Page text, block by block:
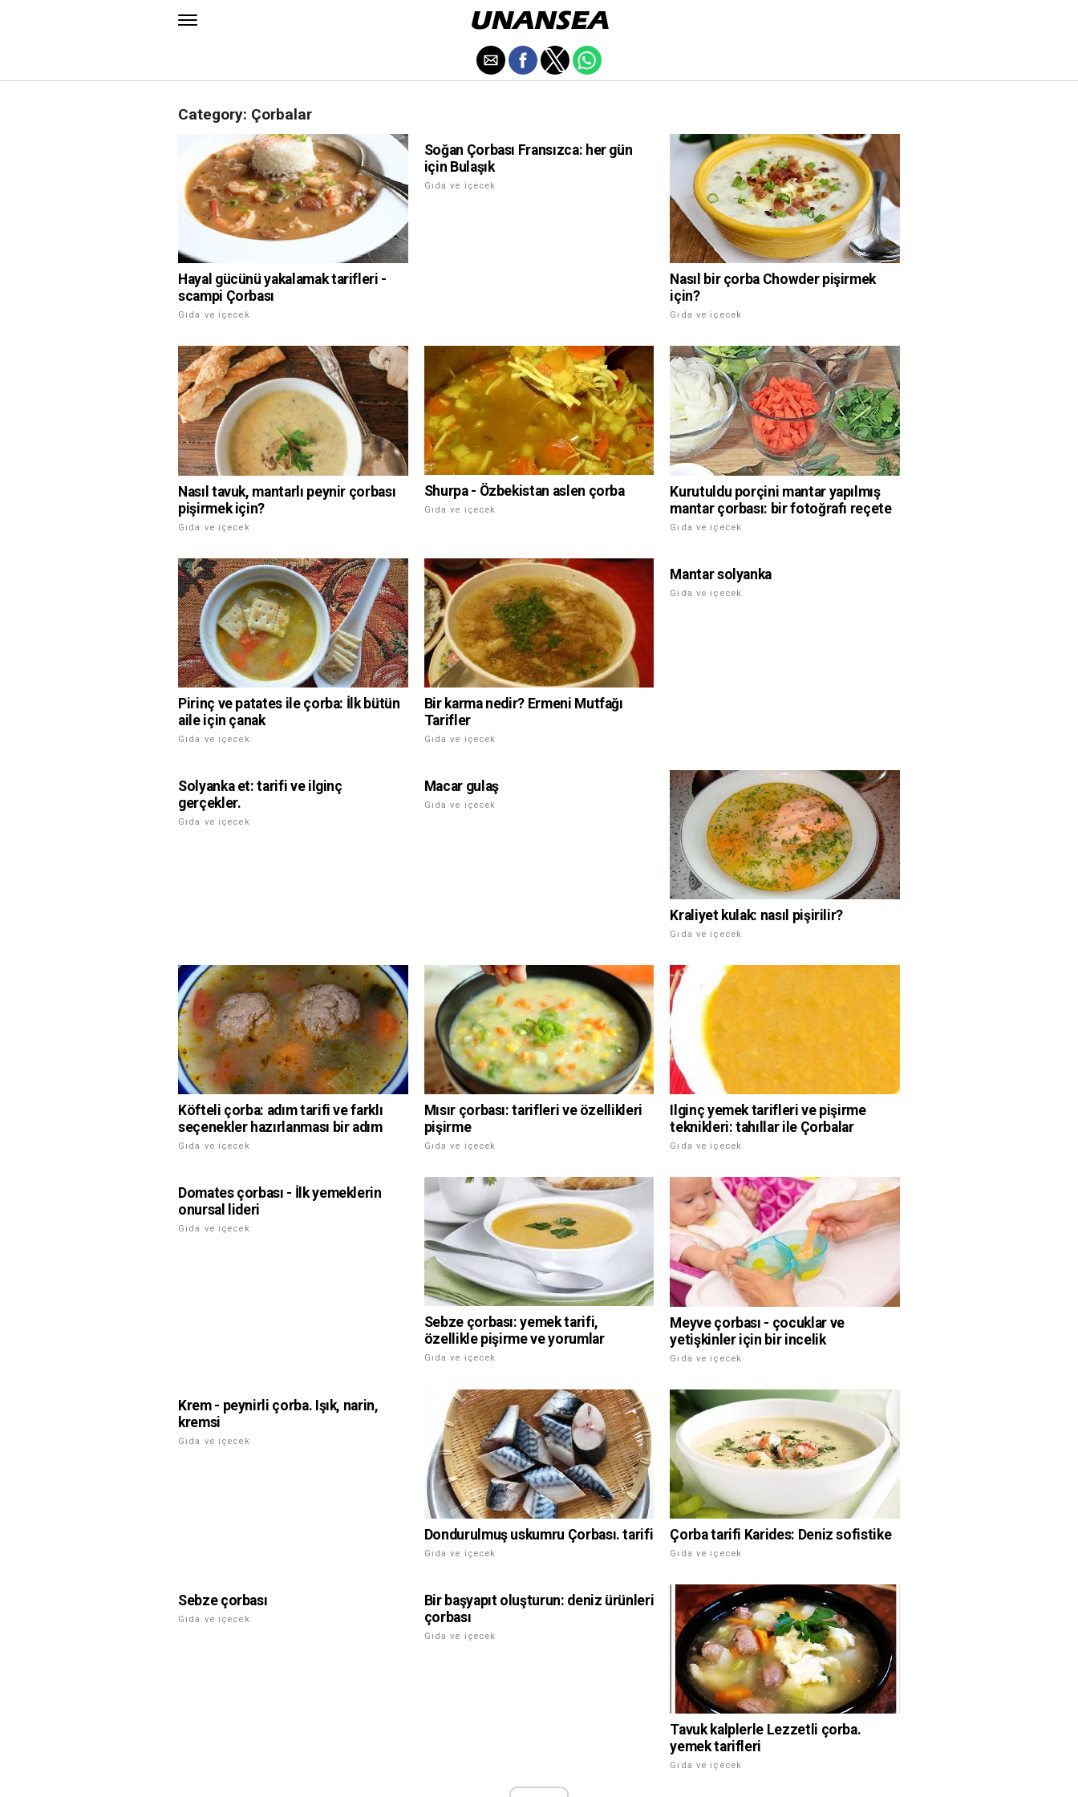
Category: Çorbalar
Hayal gücünü yakalamak tarifleri -
scampi Çorbası
Gıda ve içecek
Soğan Çorbası Fransızca: her gün
için Bulaşık
Gıda ve içecek
Nasıl bir çorba Chowder pişirmek
için?
Gıda ve içecek
Nasıl tavuk, mantarlı peynir çorbası
pişirmek için?
Gıda ve içecek
Shurpa - Özbekistan aslen çorba
Gıda ve içecek
Kurutuldu porçini mantar yapılmış
mantar çorbası: bir fotoğrafı reçete
Gıda ve içecek
Pirinç ve patates ile çorba: İlk bütün
aile için çanak
Gıda ve içecek
Bir karma nedir? Ermeni Mutfağı
Tarifler
Gıda ve içecek
Mantar solyanka
Gıda ve içecek
Solyanka et: tarifi ve ilginç
gerçekler.
Gıda ve içecek
Macar gulaş
Gıda ve içecek
Kraliyet kulak: nasıl pişirilir?
Gıda ve içecek
Köfteli çorba: adım tarifi ve farklı
seçenekler hazırlanması bir adım
Gıda ve içecek
Mısır çorbası: tarifleri ve özellikleri
pişirme
Gıda ve içecek
Ilginç yemek tarifleri ve pişirme
teknikleri: tahıllar ile Çorbalar
Gıda ve içecek
Domates çorbası - İlk yemeklerin
onursal lideri
Gıda ve içecek
Sebze çorbası: yemek tarifi,
özellikle pişirme ve yorumlar
Gıda ve içecek
Meyve çorbası - çocuklar ve
yetişkinler için bir incelik
Gıda ve içecek
Krem - peynirli çorba. Işık, narin,
kremsi
Gıda ve içecek
Dondurulmuş uskumru Çorbası. tarifi
Gıda ve içecek
Çorba tarifi Karides: Deniz sofistike
Gıda ve içecek
Sebze çorbası
Gıda ve içecek
Bir başyapıt oluşturun: deniz ürünleri
çorbası
Gıda ve içecek
Tavuk kalplerle Lezzetli çorba.
yemek tarifleri
Gıda ve içecek